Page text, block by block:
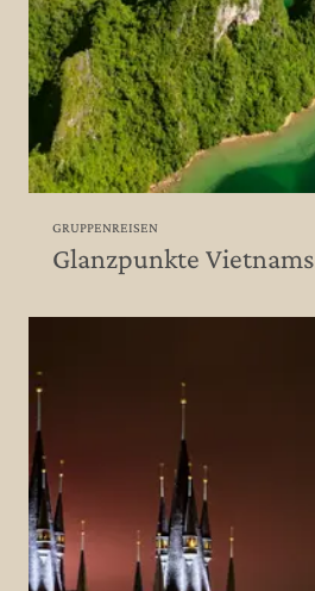
GRUPPENREISEN
Glanzpunkte Vietnams